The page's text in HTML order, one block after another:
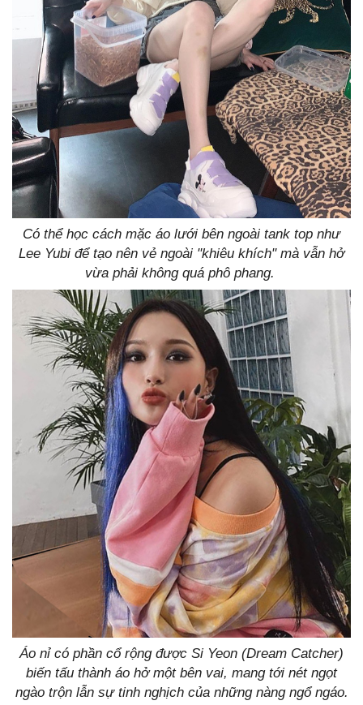
Có thể học cách mặc áo lưới bên ngoài tank top như
Lee Yubi để tạo nên vẻ ngoài "khiêu khích" mà vẫn hở
vừa phải không quá phô phang.
Áo nỉ có phần cổ rộng được Si Yeon (Dream Catcher)
biến tấu thành áo hở một bên vai, mang tới nét ngọt
ngào trộn lẫn sự tinh nghịch của những nàng ngổ ngáo.